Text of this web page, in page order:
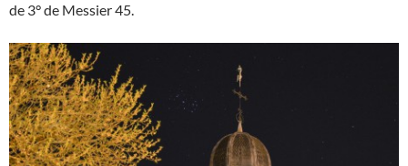
de 3° de Messier 45.